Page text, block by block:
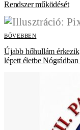
Rendszer működését
BŐVEBBEN
Újabb hőhullám
lépett életbe Nógrádban